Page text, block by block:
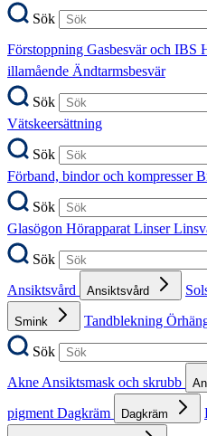
Sök
Förstoppning Gasbesvär och IBS
illamående Ändtarmsbesvär
Sök
Vätskeersättning
Sök
Förband, bindor och kompresser
Sök
Glasögon Hörapparat Linser
Sök
Ansiktsvård
Ansiktsvård
Smink Tandblekning
Sök
Akne Ansiktsmask och skrubb
pigment Dagkräm Dagkräm